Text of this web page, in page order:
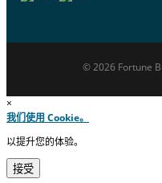
© 2026 Fortune
×
我们使用 Cookie。
以提升您的体验。
接受